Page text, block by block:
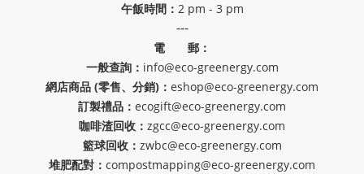
午飯時間： 2 pm - 3 pm
---
電 郵：
一般查詢： info@eco-greenergy.com
網店商品 (零售、分銷)： eshop@eco-greenergy.com
訂製禮品： ecogift@eco-greenergy.com
咖啡渣回收： zgcc@eco-greenergy.com
籃球回收： zwbc@eco-greenergy.com
堆肥配對： compostmapping@eco-greenergy.com